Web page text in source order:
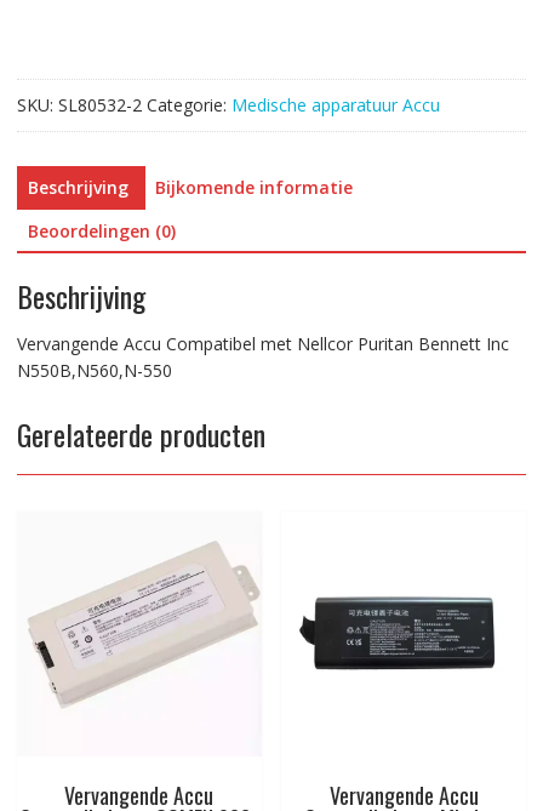
N550B,N560,N-
550
aantal
SKU: SL80532-2 Categorie: Medische apparatuur Accu
Beschrijving
Bijkomende informatie
Beoordelingen (0)
Beschrijving
Vervangende Accu Compatibel met Nellcor Puritan Bennett Inc
N550B,N560,N-550
Gerelateerde producten
Vervangende Accu Vervangende Accu